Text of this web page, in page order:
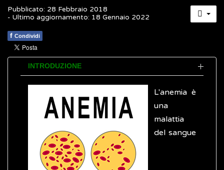
Pubblicato: 28 Febbraio 2018
- Ultimo aggiornamento: 18 Gennaio 2022
f Condividi
INTRODUZIONE
L'anemia è
una
malattia
del sangue